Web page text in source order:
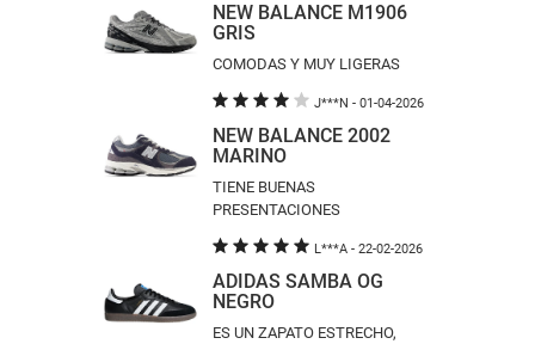
NEW BALANCE M1906
GRIS
COMODAS Y MUY LIGERAS
J***N - 01-04-2026
NEW BALANCE 2002
MARINO
TIENE BUENAS
PRESENTACIONES
L***A - 22-02-2026
ADIDAS SAMBA OG
NEGRO
ES UN ZAPATO ESTRECHO,